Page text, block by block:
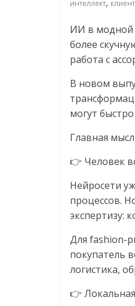
Портал
об
онлайн-
сервисах
Commerce,
ритейле,
технологиях,
соцсетях.
Нам
важно,
интеллект
ИИ в модной
более
работа с
В новом
могут
Главная
👉 Человек
Нейросети
процессов.
экспертизу:
Для fashion-
покупатель
логистика,
👉